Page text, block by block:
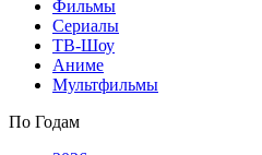
Фильмы
Сериалы
ТВ-Шоу
Аниме
Мультфильмы
По Годам